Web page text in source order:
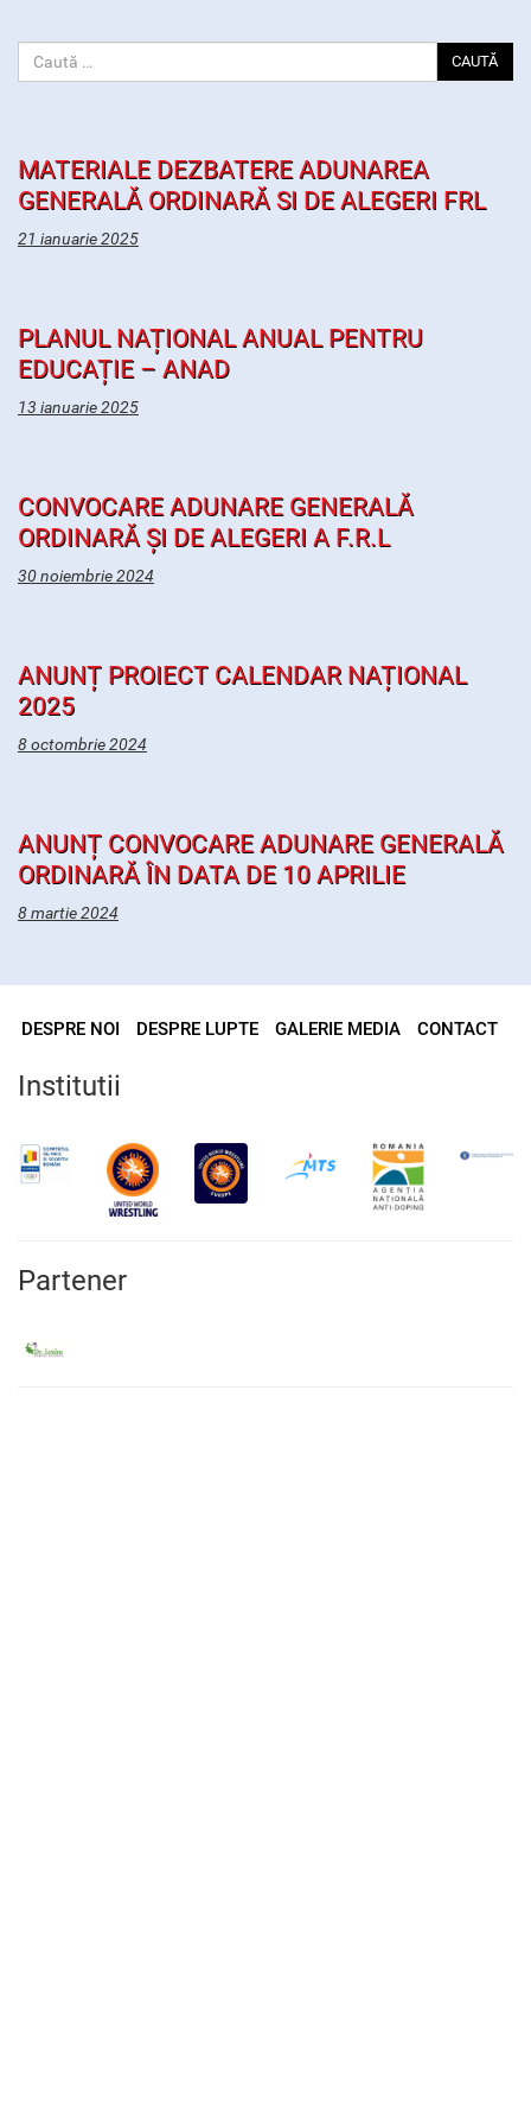
CAUTĂ
MATERIALE DEZBATERE ADUNAREA
GENERALĂ ORDINARĂ SI DE ALEGERI FRL
21 ianuarie 2025
PLANUL NAȚIONAL ANUAL PENTRU
EDUCAȚIE – ANAD
13 ianuarie 2025
CONVOCARE ADUNARE GENERALĂ
ORDINARĂ ȘI DE ALEGERI A F.R.L
30 noiembrie 2024
ANUNȚ PROIECT CALENDAR NAȚIONAL
2025
8 octombrie 2024
ANUNȚ CONVOCARE ADUNARE GENERALĂ
ORDINARĂ ÎN DATA DE 10 APRILIE
8 martie 2024
DESPRE NOI DESPRE LUPTE GALERIE MEDIA CONTACT
Institutii
Partener